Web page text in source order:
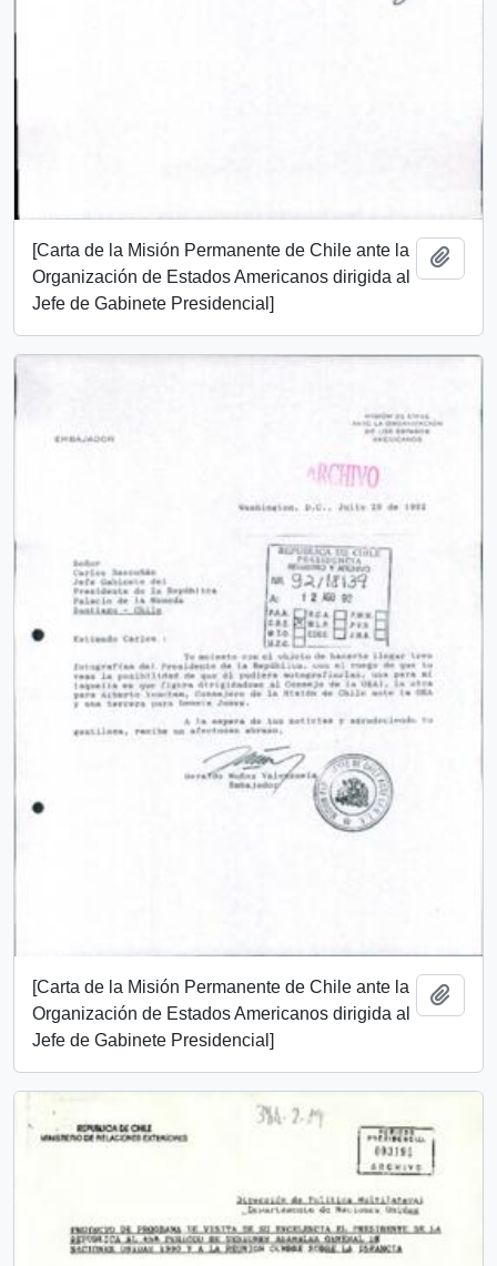
[Carta de la Misión Permanente de Chile ante la
Organización de Estados Americanos dirigida al
Jefe de Gabinete Presidencial]
[Carta de la Misión Permanente de Chile ante la
Organización de Estados Americanos dirigida al
Jefe de Gabinete Presidencial]